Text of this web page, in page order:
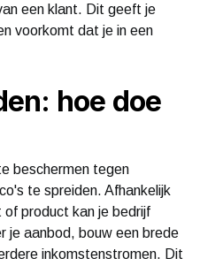
een klant. Dit geeft je
voorkomt dat je in een
hoe doe
beschermen tegen
te spreiden. Afhankelijk
of product kan je bedrijf
je aanbod, bouw een brede
inkomstenstromen. Dit